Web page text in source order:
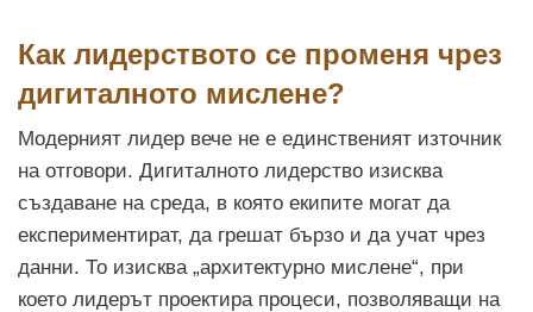
Как лидерството се променя чрез
дигиталното мислене?
Модерният лидер вече не е единственият източник
на отговори. Дигиталното лидерство изисква
създаване на среда, в която екипите могат да
експериментират, да грешат бързо и да учат чрез
данни. То изисква „архитектурно мислене“, при
което лидерът проектира процеси, позволяващи на